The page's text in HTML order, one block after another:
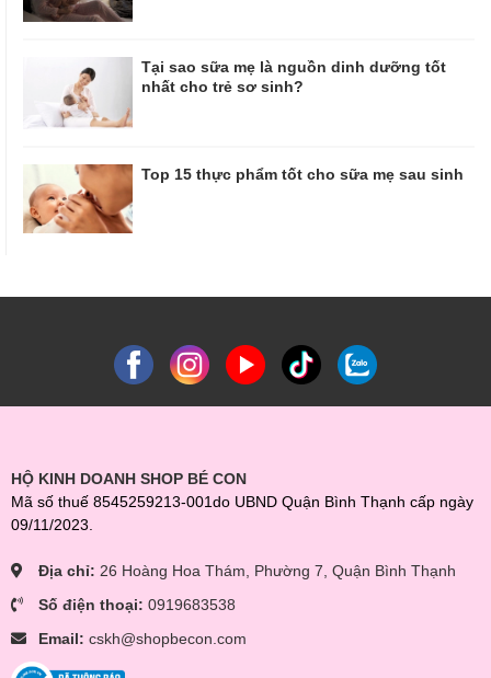
Tại sao sữa mẹ là nguồn dinh dưỡng tốt
nhất cho trẻ sơ sinh?
Top 15 thực phẩm tốt cho sữa mẹ sau sinh
HỘ KINH DOANH SHOP BÉ CON
Mã số thuế 8545259213-001do UBND Quận Bình Thạnh cấp ngày
09/11/2023.
Địa chỉ: 26 Hoàng Hoa Thám, Phường 7, Quận Bình Thạnh
Số điện thoại: 0919683538
Email: cskh@shopbecon.com